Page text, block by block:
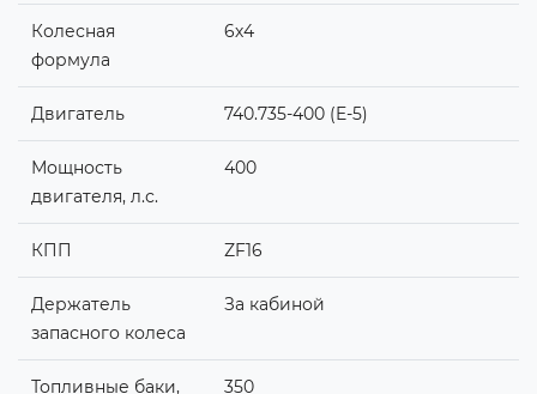
Колесная
формула
6х4
Двигатель 740.735-400 (E-5)
Мощность
двигателя, л.с.
400
КПП ZF16
Держатель
запасного колеса
За кабиной
Топливные баки,
350